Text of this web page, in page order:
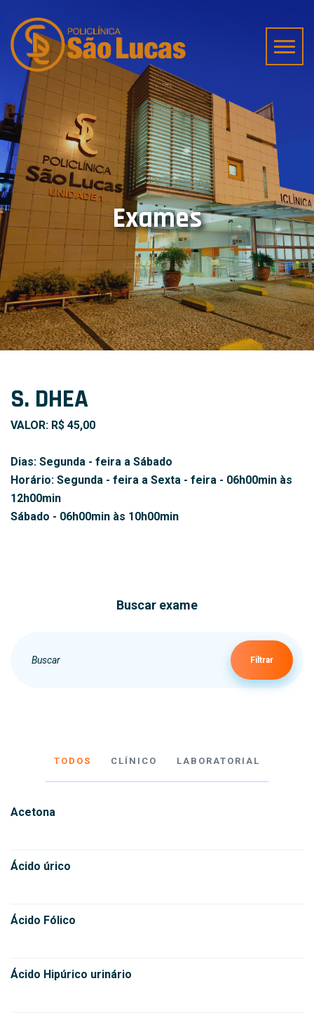
Exames
S. DHEA
VALOR: R$ 45,00
Dias: Segunda - feira a Sábado
Horário: Segunda - feira a Sexta - feira - 06h00min às
12h00min
Sábado - 06h00min às 10h00min
Buscar exame
Filtrar
TODOS CLÍNICO LABORATORIAL
Acetona
Ácido úrico
Ácido Fólico
Ácido Hipúrico urinário